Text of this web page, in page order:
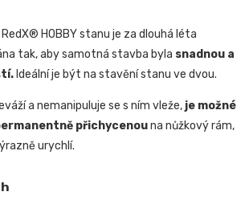
HOBBY stanu je za dlouhá léta
tak, aby samotná stavba byla snadnou a
Ideální je být na stavění stanu ve dvou.
a nemanipuluje se s ním vleže, je možné
přichycenouna nůžkový rám,
urychlí.